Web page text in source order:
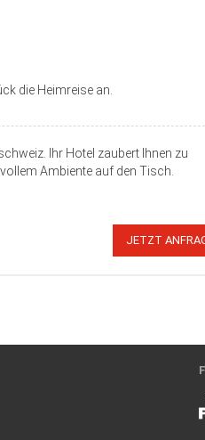
die Heimreise an.
Ihr Hotel zaubert Ihnen zu
Ambiente auf den Tisch.
JETZT